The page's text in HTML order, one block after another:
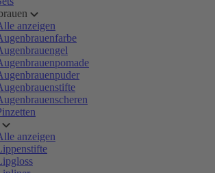
anzeigen
anzeigen